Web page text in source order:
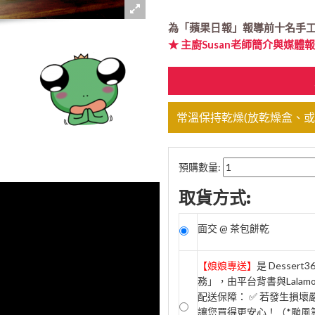
為「蘋果日報」報導前十名手
★ 主廚Susan老師簡介與媒體
常溫保持乾燥(放乾燥盒、
預購數量:
取貨方式:
面交 @ 茶包餅乾
【娘娘專送】 是
務」，由平台背書與
配送保障： ✅ 若發生損壞
讓您買得更安心！（*颱風